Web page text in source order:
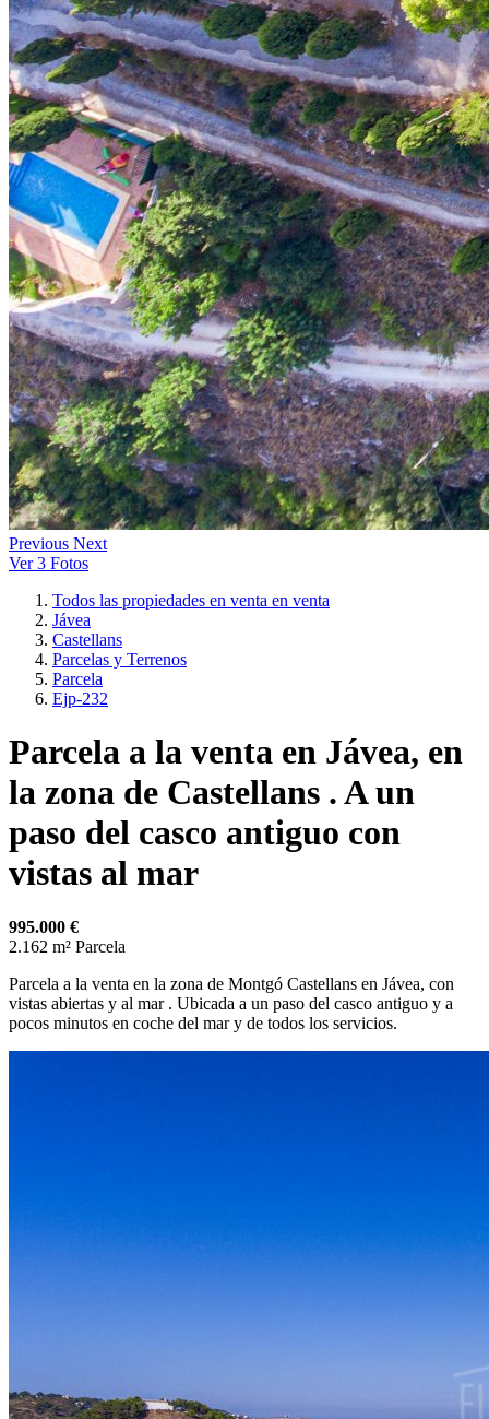
Previous Next
Ver 3 Fotos
Todos las propiedades en venta en venta
Jávea
Castellans
Parcelas y Terrenos
Parcela
Ejp-232
Parcela a la venta en Jávea, en
la zona de Castellans . A un
paso del casco antiguo con
vistas al mar
995.000 €
2.162 m² Parcela
Parcela a la venta en la zona de Montgó Castellans en Jávea, con
vistas abiertas y al mar . Ubicada a un paso del casco antiguo y a
pocos minutos en coche del mar y de todos los servicios.